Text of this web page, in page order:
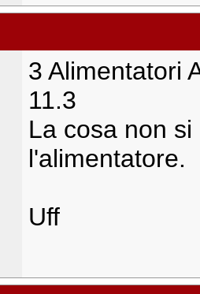
3 Alimentatori
11.3
La cosa non
l'alimentatore.
Uff